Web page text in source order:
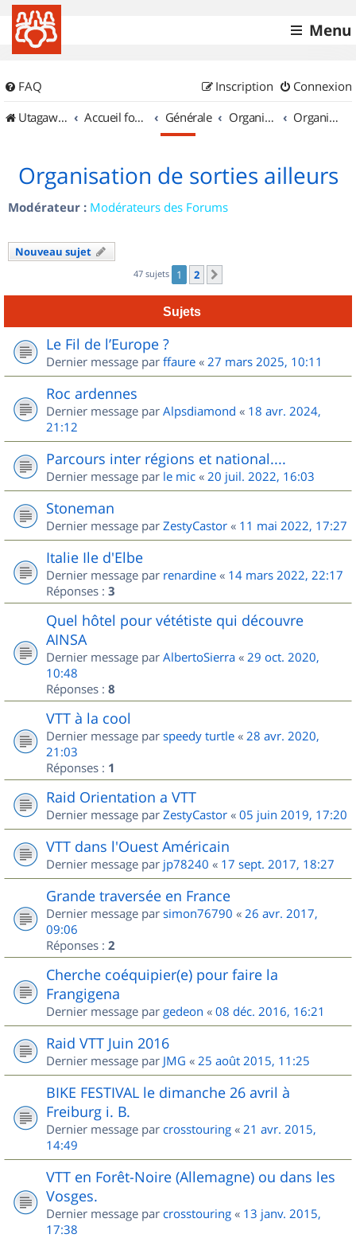
Menu
FAQ Connexion
Inscription
UtagawaVTT (Randos VTT et VTTAE avec traces GPS)
Accueil forum Générale Organisation de sorties & Recherche de partenaires Organisation de sorties ailleurs
Organisation de sorties ailleurs
Modérateur : Modérateurs des Forums
Nouveau sujet
47 sujets 1 2
Sujets
Le Fil de l’Europe ?
Dernier message par ffaure « 27 mars 2025, 10:11
Roc ardennes
Dernier message par Alpsdiamond « 18 avr. 2024,
21:12
Parcours inter régions et national....
Dernier message par le mic « 20 juil. 2022, 16:03
Stoneman
Dernier message par ZestyCastor « 11 mai 2022, 17:27
Italie Ile d'Elbe
Dernier message par renardine « 14 mars 2022, 22:17
Réponses : 3
Quel hôtel pour vététiste qui découvre
AINSA
Dernier message par AlbertoSierra « 29 oct. 2020,
10:48
Réponses : 8
VTT à la cool
Dernier message par speedy turtle « 28 avr. 2020,
21:03
Réponses : 1
Raid Orientation a VTT
Dernier message par ZestyCastor « 05 juin 2019, 17:20
VTT dans l'Ouest Américain
Dernier message par jp78240 « 17 sept. 2017, 18:27
Grande traversée en France
Dernier message par simon76790 « 26 avr. 2017,
09:06
Réponses : 2
Cherche coéquipier(e) pour faire la
Frangigena
Dernier message par gedeon « 08 déc. 2016, 16:21
Raid VTT Juin 2016
Dernier message par JMG « 25 août 2015, 11:25
BIKE FESTIVAL le dimanche 26 avril à
Freiburg i. B.
Dernier message par crosstouring « 21 avr. 2015,
14:49
VTT en Forêt-Noire (Allemagne) ou dans les
Vosges.
Dernier message par crosstouring « 13 janv. 2015,
17:38